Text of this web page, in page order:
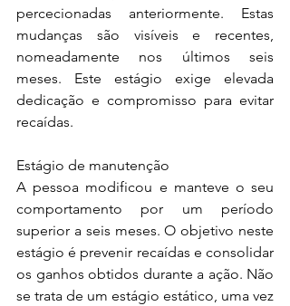
percecionadas anteriormente. Estas
mudanças são visíveis e recentes,
nomeadamente nos últimos seis
meses. Este estágio exige elevada
dedicação e compromisso para evitar
recaídas.
Estágio de manutenção
A pessoa modificou e manteve o seu
comportamento por um período
superior a seis meses. O objetivo neste
estágio é prevenir recaídas e consolidar
os ganhos obtidos durante a ação. Não
se trata de um estágio estático, uma vez